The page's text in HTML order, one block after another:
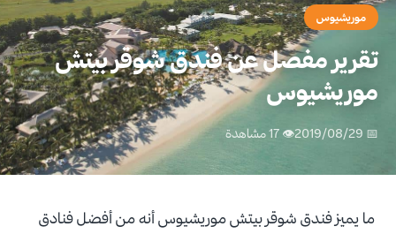
موريشيوس
تقرير مفصل عن فندق شوقر بيتش
موريشيوس
📅 2019/08/29 👁 17 مشاهدة
ما يميز فندق شوقر بيتش موريشيوس أنه من أفضل فنادق